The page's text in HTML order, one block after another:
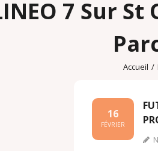
7 Sur
Accueil /
16
FÉVRIER